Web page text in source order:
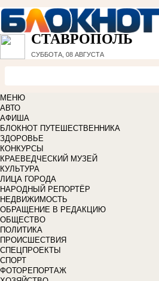
СТАВРОПОЛЬ
СУББОТА, 08 АВГУСТА
МЕНЮ
АВТО
АФИША
БЛОКНОТ ПУТЕШЕСТВЕННИКА
ЗДОРОВЬЕ
КОНКУРСЫ
КРАЕВЕДЧЕСКИЙ МУЗЕЙ
КУЛЬТУРА
ЛИЦА ГОРОДА
НАРОДНЫЙ РЕПОРТЁР
НЕДВИЖИМОСТЬ
ОБРАЩЕНИЕ В РЕДАКЦИЮ
ОБЩЕСТВО
ПОЛИТИКА
ПРОИСШЕСТВИЯ
СПЕЦПРОЕКТЫ
СПОРТ
ФОТОРЕПОРТАЖ